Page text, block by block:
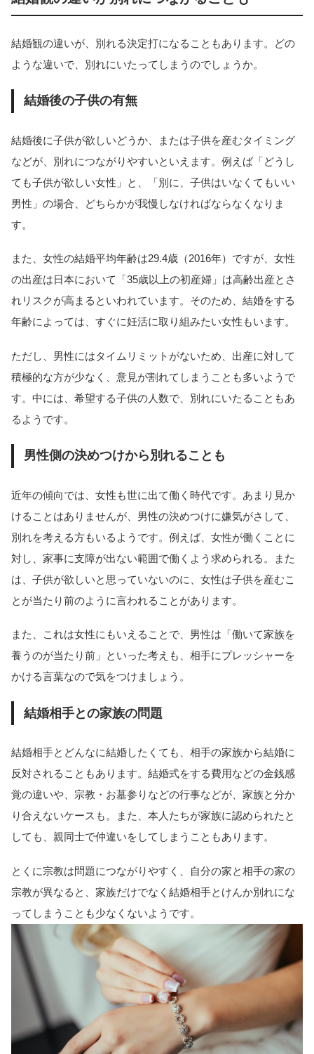
結婚観の違いが、別れる決定打になることもあります。どの
ような違いで、別れにいたってしまうのでしょうか。
結婚後の子供の有無
結婚後に子供が欲しいどうか、または子供を産むタイミング
などが、別れにつながりやすいといえます。例えば「どうし
ても子供が欲しい女性」と、「別に、子供はいなくてもいい
男性」の場合、どちらかが我慢しなければならなくなりま
す。
また、女性の結婚平均年齢は29.4歳（2016年）ですが、女性
の出産は日本において「35歳以上の初産婦」は高齢出産とさ
れリスクが高まるといわれています。そのため、結婚をする
年齢によっては、すぐに妊活に取り組みたい女性もいます。
ただし、男性にはタイムリミットがないため、出産に対して
積極的な方が少なく、意見が割れてしまうことも多いようで
す。中には、希望する子供の人数で、別れにいたることもあ
るようです。
男性側の決めつけから別れることも
近年の傾向では、女性も世に出て働く時代です。あまり見か
けることはありませんが、男性の決めつけに嫌気がさして、
別れを考える方もいるようです。例えば、女性が働くことに
対し、家事に支障が出ない範囲で働くよう求められる。また
は、子供が欲しいと思っていないのに、女性は子供を産むこ
とが当たり前のように言われることがあります。
また、これは女性にもいえることで、男性は「働いて家族を
養うのが当たり前」といった考えも、相手にプレッシャーを
かける言葉なので気をつけましょう。
結婚相手との家族の問題
結婚相手とどんなに結婚したくても、相手の家族から結婚に
反対されることもあります。結婚式をする費用などの金銭感
覚の違いや、宗教・お墓参りなどの行事などが、家族と分か
り合えないケースも。また、本人たちが家族に認められたと
しても、親同士で仲違いをしてしまうこともあります。
とくに宗教は問題につながりやすく、自分の家と相手の家の
宗教が異なると、家族だけでなく結婚相手とけんか別れにな
ってしまうことも少なくないようです。